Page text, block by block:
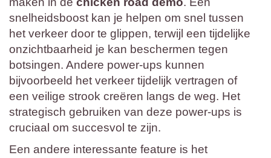
snelheidsboost kan je helpen om snel tussen
het verkeer door te glippen, terwijl een tijdelijke
onzichtbaarheid je kan beschermen tegen
botsingen. Andere power-ups kunnen
bijvoorbeeld het verkeer tijdelijk vertragen of
een veilige strook creëren langs de weg. Het
strategisch gebruiken van deze power-ups is
cruciaal om succesvol te zijn.
Een andere interessante feature is het